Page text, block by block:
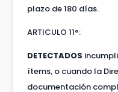
plazo de 180 días.
ARTICULO 11°:
DETECTADOS
ítems, o cuando la
documentación